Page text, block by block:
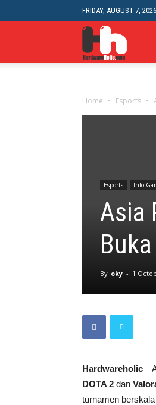
FRIDAY, AUGUST 7, 2026
Home Esports
Esports Info
Asia
By oky - 1
Hardwareholic –
DOTA 2 dan
turnamen